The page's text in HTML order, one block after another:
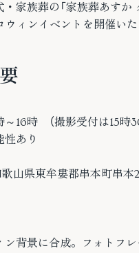
家族葬の「家族葬あすか
ィンイベントを開催いた
16時 （撮影受付は15時
あり
歌山県東牟婁郡串本町串本
背景に合成。フォトフ